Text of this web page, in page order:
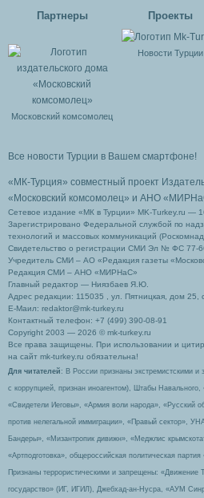
Партнеры
Московский комсомолец
Проекты
Новости Турции
Все новости Турции в Вашем смартфоне!
«МК-Турция» совместный проект
«Московский комсомолец» и АНО
Сетевое издание «МК в Турции» MK-Turkey.ru —
Зарегистрировано Федеральной службой по
технологий и массовых коммуникаций
Свидетельство о регистрации СМИ Эл № ФС 77-
Учредитель СМИ – АО «Редакция газеты
Редакция СМИ – АНО «МИРНаС»
Главный редактор — Ниязбаев Я.Ю.
Адрес редакции: 115035 , ул. Пятницкая, дом 25,
Е-Маил: redaktor@mk-turkey.ru
Контактный телефон: +7 (499) 390-08-91
Copyright 2003 — 2026 © mk-turkey.ru
Все права защищены. При использовании и
на сайт mk-turkey.ru обязательна!
Для читателей : В России признаны экстремистскими
с коррупцией, признан иноагентом), Штабы
«Свидетели Иеговы», «Армия воли народа», «Русский
против нелегальной иммиграции», «Правый сектор»,
Бандеры», «Мизантропик дивижн», «Меджлис
«Артподготовка», общероссийская политическая
Признаны террористическими и запрещены: «Движение
государство» (ИГ, ИГИЛ), Джебхад-ан-Нусра, «АУМ